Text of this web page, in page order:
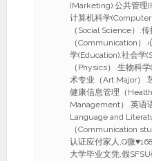
(Marketing).公共管理
计算机科学
（Social Science）.
（Communication）
学(Education).社会学
（Physics）.生物科
术专业（Art Major）.
健康信息管理（
Management）.英语
Language and
（Communication
认证应付家人,Q微♥
大学毕业文凭,假